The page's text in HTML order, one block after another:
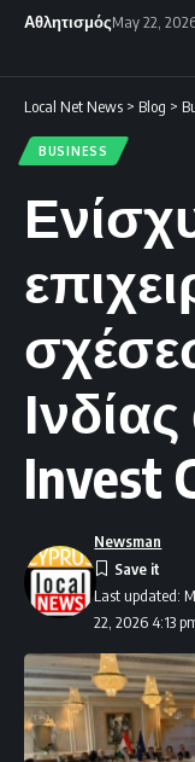
ΑθλητισμόςMay 22,
Local Net News > Blog >
BUSINESS
Invest
Last updated:
22, 2026 4:13
Newsman